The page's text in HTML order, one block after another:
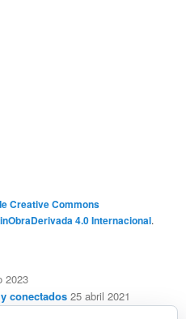
Creative Commons
4.0 Internacional.
2023
conectados 25 abril 2021